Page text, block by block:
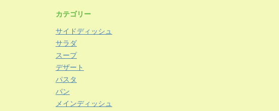
カテゴリー
サイドディッシュ
サラダ
スープ
デザート
パスタ
パン
メインディッシュ